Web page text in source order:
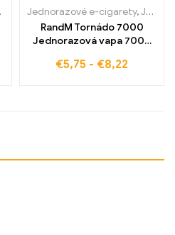
,
Jednorazové e-cigarety,Jednorazové e-cigarety v Belgicku
RandM Tornádo 7000
Jednorazová vapa 7000
€5,75 - €8,22